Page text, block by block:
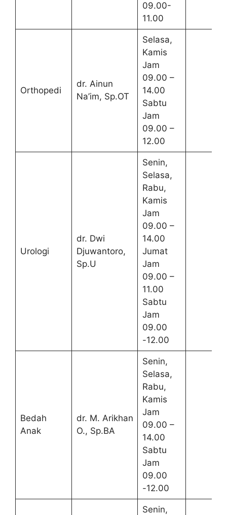
09.00-
11.00
Orthopedi
dr. Ainun
Na’im, Sp.OT
Selasa,
Kamis
Jam
09.00 –
14.00
Sabtu
Jam
09.00 –
12.00
Urologi
dr. Dwi
Djuwantoro,
Sp.U
Senin,
Selasa,
Rabu,
Kamis
Jam
09.00 –
14.00
Jumat
Jam
09.00 –
11.00
Sabtu
Jam
09.00
-12.00
Bedah
Anak
dr. M. Arikhan
O., Sp.BA
Senin,
Selasa,
Rabu,
Kamis
Jam
09.00 –
14.00
Sabtu
Jam
09.00
-12.00
Senin,